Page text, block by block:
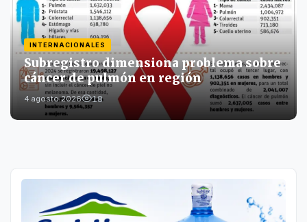
INTERNACIONALES
Subregistro dimensiona problema sobre
cáncer de pulmón en región
4 agosto 2026 18